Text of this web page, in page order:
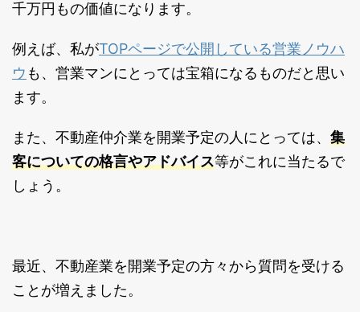
千万円もの価値になります。
例えば、私がTOPページで公開している営業ノウハ
ウ も、営業マンにとっては宝箱になるものだと思い
ます。
また、不動産仲介業を開業予定の人にとっては、 集
客についての格言やアドバイス等がこれに当たるで
しょう。
最近、不動産業を開業予定の方々から質問を受ける
ことが増えました。